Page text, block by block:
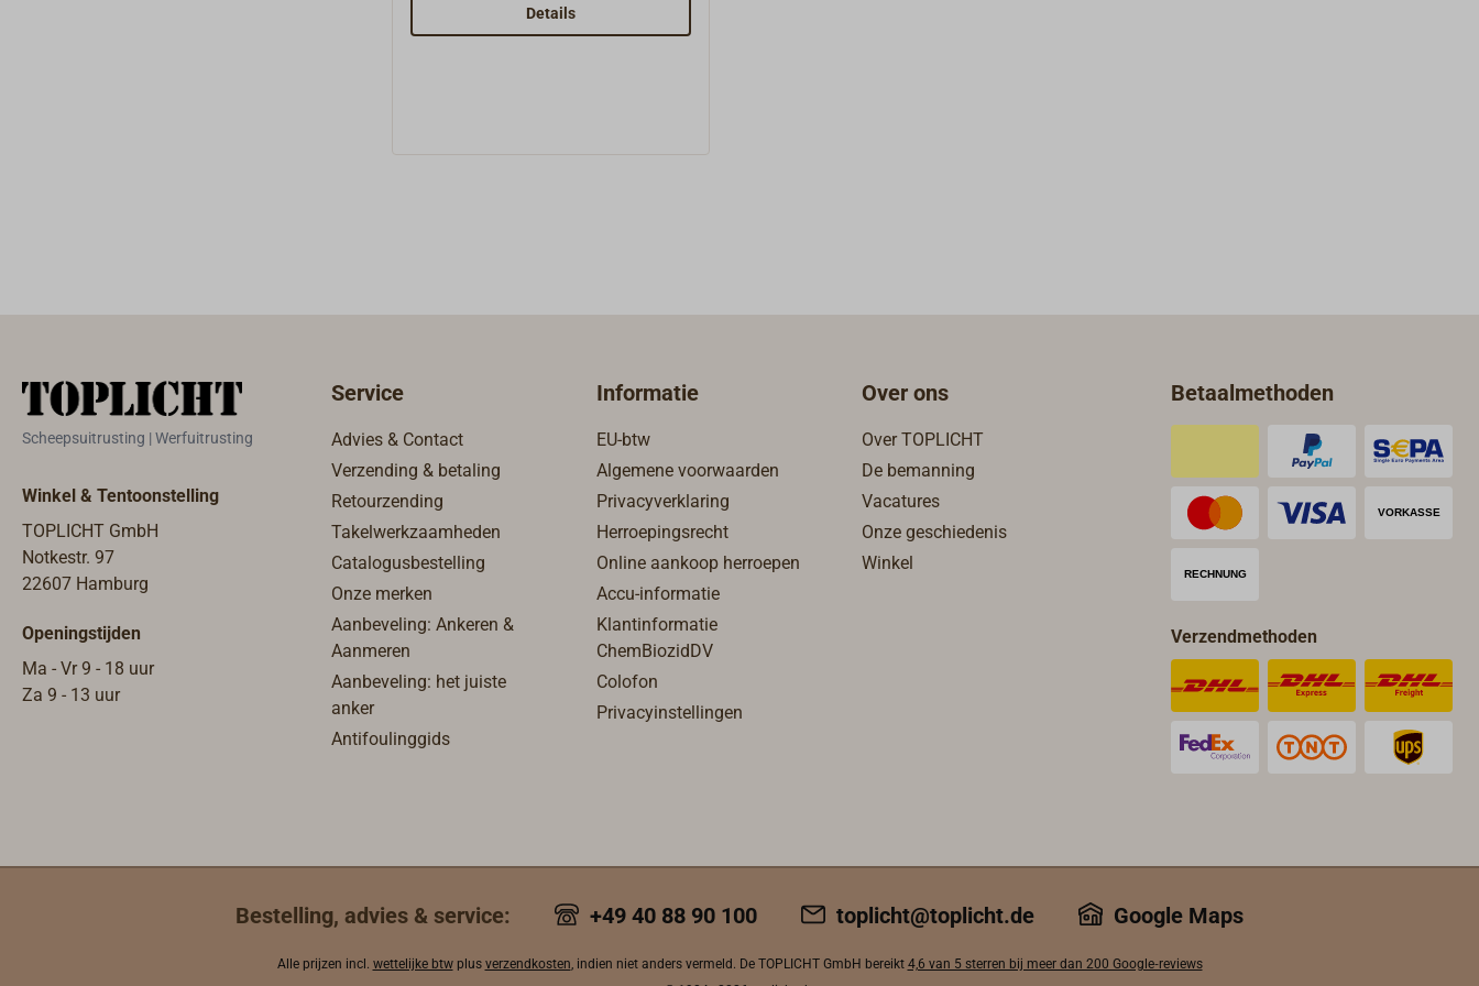
kom, verwisselbare cartridge met
papieren filter 12 μm, twee in- en
Details
Scheepsuitrusting | Werfuitrusting
Winkel & Tentoonstelling
TOPLICHT GmbH
Notkestr. 97
22607 Hamburg
Openingstijden
Ma - Vr 9 - 18 uur
Za 9 - 13 uur
Service
Advies & Contact
Verzending & betaling
Retourzending
Takelwerkzaamheden
Catalogusbestelling
Onze merken
Aanbeveling: Ankeren &
Aanmeren
Aanbeveling: het juiste
anker
Antifoulinggids
Informatie
EU-btw
Algemene voorwaarden
Privacyverklaring
Herroepingsrecht
Online aankoop herroepen
Accu-informatie
Klantinformatie
ChemBiozidDV
Colofon
Privacyinstellingen
Over ons
Over TOPLICHT
De bemanning
Vacatures
Onze geschiedenis
Winkel
Betaalmethoden
Verzendmethoden
Bestelling, advies & service: +49 40 88 90 100 toplicht@toplicht.de Google Maps
Alle prijzen incl. wettelijke btwplus verzendkosten, indien niet anders vermeld. De TOPLICHT GmbH bereikt 4,6 van 5 sterren bij meer dan 200 Google‑reviews